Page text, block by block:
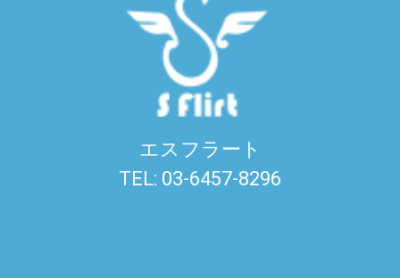
エスフラート
TEL: 03-6457-8296